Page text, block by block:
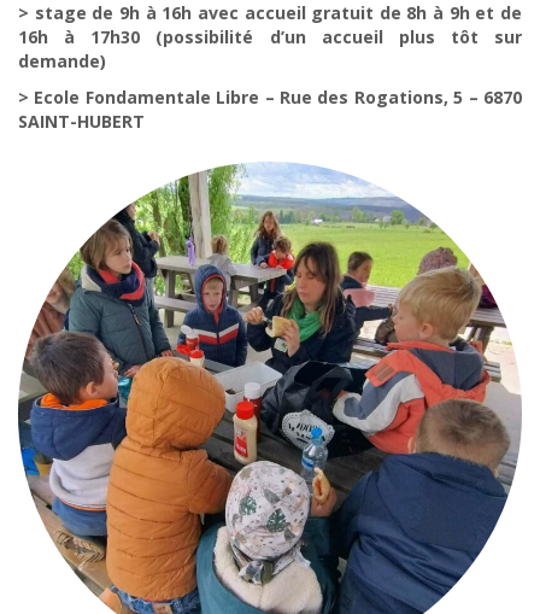
> stage de 9h à 16h avec accueil gratuit de 8h à 9h et de
16h à 17h30 (possibilité d’un accueil plus tôt sur
demande)
> Ecole Fondamentale Libre – Rue des Rogations, 5 – 6870
SAINT-HUBERT